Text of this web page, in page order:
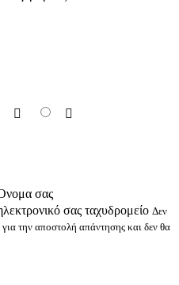
σας
σας ταχυδρομείο Δεν
την αποστολή απάντησης και δεν θα